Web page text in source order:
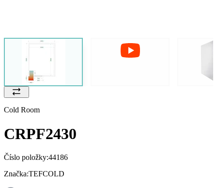
Cold Room
CRPF2430
Číslo položky:44186
Značka:TEFCOLD